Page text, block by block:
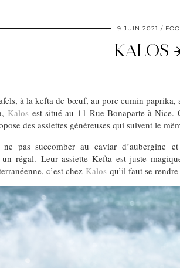
9 JUIN 2021
KALOS
à la kefta de bœuf, au porc cumin
Kalos est situé au 11 Rue Bonaparte à Nice.
des assiettes généreuses qui suivent le
pas succomber au caviar
régal. Leur assiette Kefta est juste
c’est chez Kalos qu’il faut se